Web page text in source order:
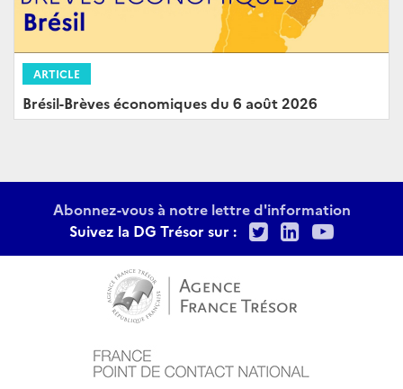
ARTICLE
Brésil-Brèves économiques du 6 août 2026
Abonnez-vous à notre lettre d'information
Suivez la DG Trésor sur :
TwitterLinkedIn